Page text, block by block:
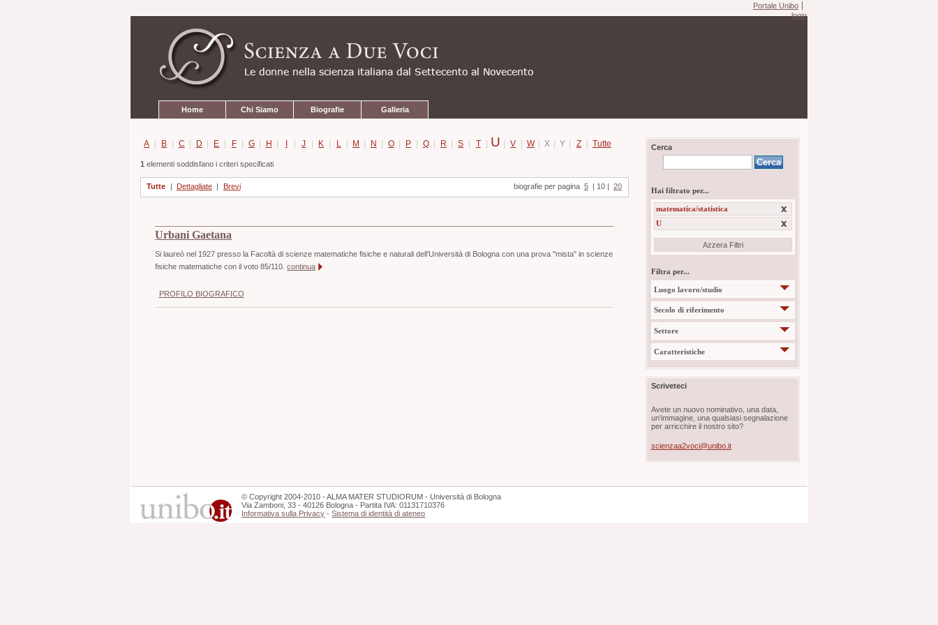
contenuti.
navigazione
Portale Unibo
login
Home Chi Siamo Biografie Galleria
A | B | C | D | E | F | G | H | I | J | K | L | M | N | O | P | Q | R | S | T | U | V | W | X | Y | Z | Tutte
1elementi soddisfano i criteri specificati
Tutte Dettagliate Brevi biografie per pagina 5 10 20
Urbani Gaetana
Si laureò nel 1927 presso la Facoltà di scienze matematiche fisiche e naturali dell’Università di Bologna con una prova "mista" in scienze
fisiche matematiche con il voto 85/110.continua
PROFILO BIOGRAFICO
Cerca
Hai filtrato per...
matematica/statistica
U
Azzera Filtri
Filtra per...
Luogo lavoro/studio
Secolo di riferimento
Settore
Caratteristiche
Scriveteci
Avete un nuovo nominativo, una data,
un'immagine, una qualsiasi segnalazione
per arricchire il nostro sito?
scienzaa2voci@unibo.it
©Copyright 2004-2010 - ALMA MATER STUDIORUM - Università di Bologna
Via Zamboni, 33 - 40126 Bologna - Partita IVA: 01131710376
Informativa sulla Privacy -Sistema di identità di ateneo